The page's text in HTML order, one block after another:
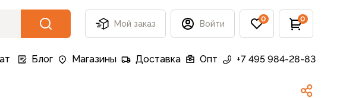
Мой заказ Войти 0 0
Блог Магазины Доставка Опт +7 495 984-28-83